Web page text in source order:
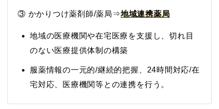
③ かかりつけ薬剤師/薬局⇒地域連携薬局
地域の医療機関や在宅医療を支援し、切れ目
のない医療提供体制の構築
服薬情報の一元的/継続的把握、24時間対応/在
宅対応、医療機関等との連携を行う。